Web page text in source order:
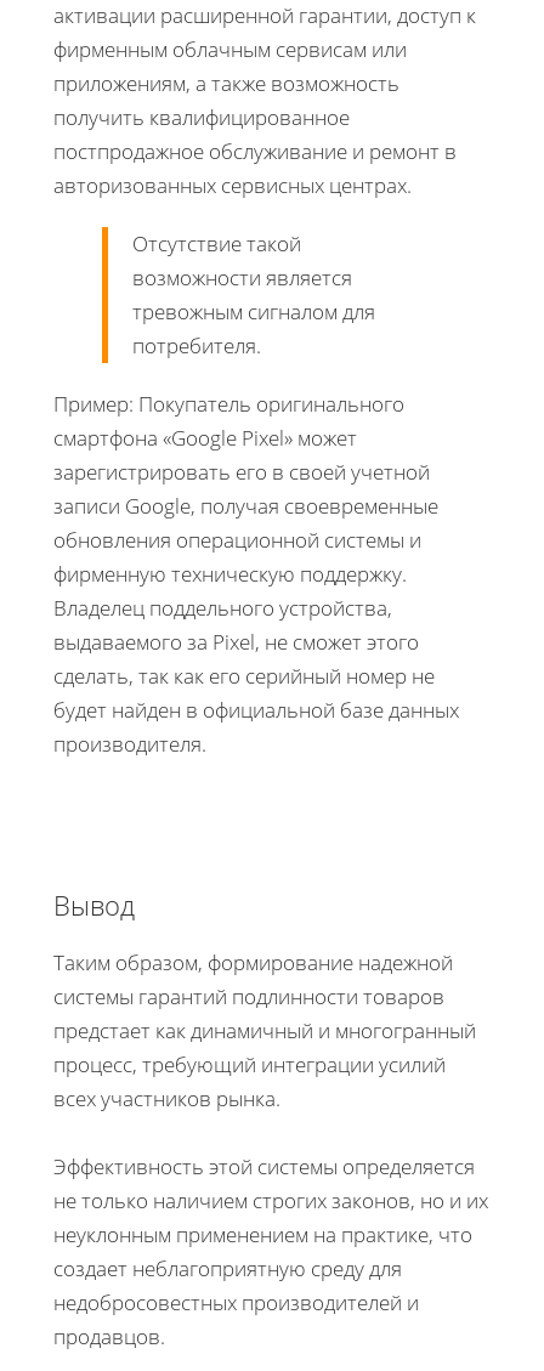
активации расширенной гарантии, доступ к
фирменным облачным сервисам или
приложениям, а также возможность
получить квалифицированное
постпродажное обслуживание и ремонт в
авторизованных сервисных центрах.
Отсутствие такой
возможности является
тревожным сигналом для
потребителя.
Пример: Покупатель оригинального
смартфона «Google Pixel» может
зарегистрировать его в своей учетной
записи Google, получая своевременные
обновления операционной системы и
фирменную техническую поддержку.
Владелец поддельного устройства,
выдаваемого за Pixel, не сможет этого
сделать, так как его серийный номер не
будет найден в официальной базе данных
производителя.
​​​​​​​Вывод
Таким образом, формирование надежной
системы гарантий подлинности товаров
предстает как динамичный и многогранный
процесс, требующий интеграции усилий
всех участников рынка.
​​​​​​​Эффективность этой системы определяется
не только наличием строгих законов, но и их
неуклонным применением на практике, что
создает неблагоприятную среду для
недобросовестных производителей и
продавцов.